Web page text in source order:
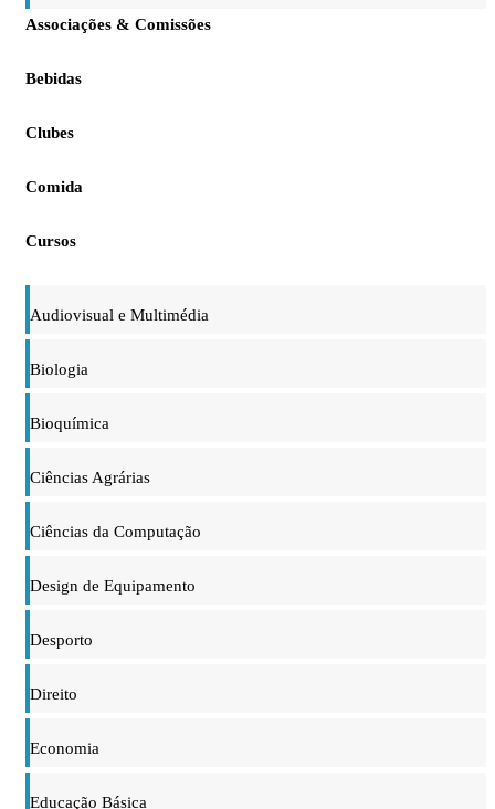
Associações & Comissões
Bebidas
Clubes
Comida
Cursos
Audiovisual e Multimédia
Biologia
Bioquímica
Ciências Agrárias
Ciências da Computação
Design de Equipamento
Desporto
Direito
Economia
Educação Básica